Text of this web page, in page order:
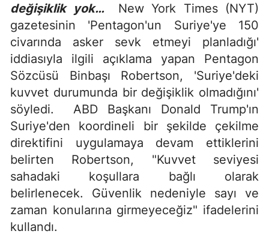
değişiklik yok… New York Times (NYT)
gazetesinin 'Pentagon'un Suriye'ye 150
civarında asker sevk etmeyi planladığı'
iddiasıyla ilgili açıklama yapan Pentagon
Sözcüsü Binbaşı Robertson, 'Suriye'deki
kuvvet durumunda bir değişiklik olmadığını'
söyledi. ABD Başkanı Donald Trump'ın
Suriye'den koordineli bir şekilde çekilme
direktifini uygulamaya devam ettiklerini
belirten Robertson, "Kuvvet seviyesi
sahadaki koşullara bağlı olarak
belirlenecek. Güvenlik nedeniyle sayı ve
zaman konularına girmeyeceğiz" ifadelerini
kullandı.